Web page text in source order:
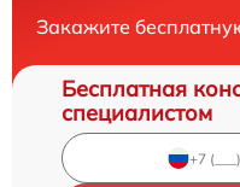
Закажите
Бесплатная
специалистом